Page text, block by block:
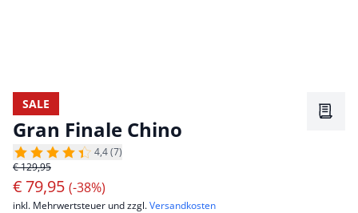
SALE
Gran Finale Chino
4,4 (7)
€ 129,95
€ 79,95 (-38%)
inkl. Mehrwertsteuer und zzgl.Versandkosten